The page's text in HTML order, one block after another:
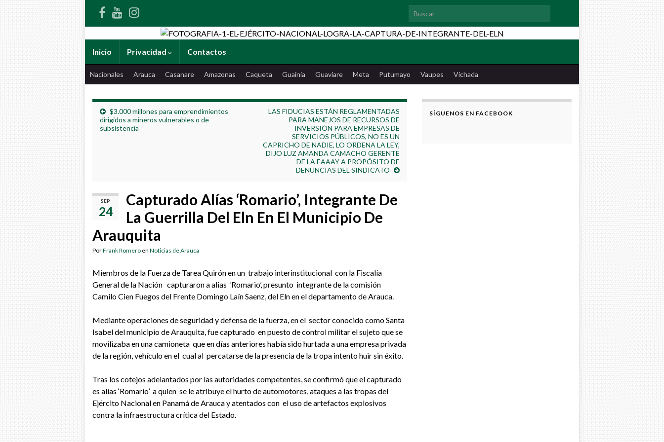
Search for:
Inicio Privacidad Contactos
Nacionales Arauca Casanare Amazonas Caqueta Guainia Guaviare Meta Putumayo Vaupes Vichada
$3.000 millones para emprendimientos
dirigidos a mineros vulnerables o de
subsistencia
LAS FIDUCIAS ESTÁN REGLAMENTADAS
PARA MANEJOS DE RECURSOS DE
INVERSIÓN PARA EMPRESAS DE
SERVICIOS PÚBLICOS, NO ES UN
CAPRICHO DE NADIE, LO ORDENA LA LEY,
DIJO LUZ AMANDA CAMACHO GERENTE
DE LA EAAAY A PROPÓSITO DE
DENUNCIAS DEL SINDICATO
SEP
24
Capturado Alías ‘Romario’, Integrante De
La Guerrilla Del Eln En El Municipio De
Arauquita
PorFrank Romero en Noticias de Arauca
Miembros de la Fuerza de Tarea Quirón en un trabajo interinstitucional con la Fiscalía
General de la Nación capturaron a alias ‘Romario’, presunto integrante de la comisión
Camilo Cien Fuegos del Frente Domingo Laín Saenz, del Eln en el departamento de Arauca.
Mediante operaciones de seguridad y defensa de la fuerza, en el sector conocido como Santa
Isabel del municipio de Arauquita, fue capturado en puesto de control militar el sujeto que se
movilizaba en una camioneta que en días anteriores había sido hurtada a una empresa privada
de la región, vehículo en el cual al percatarse de la presencia de la tropa intento huir sin éxito.
Tras los cotejos adelantados por las autoridades competentes, se confirmó que el capturado
es alias ‘Romario’ a quien se le atribuye el hurto de automotores, ataques a las tropas del
Ejército Nacional en Panamá de Arauca y atentados con el uso de artefactos explosivos
contra la infraestructura crítica del Estado.
SÍGUENOS EN FACEBOOK